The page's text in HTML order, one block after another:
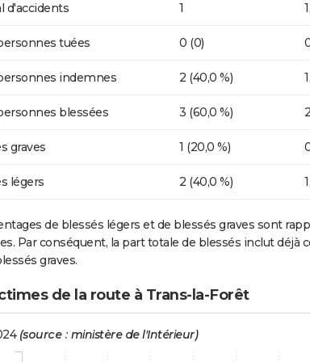
d'accidents 1
tuées 0 (0)
indemnes 2 (40,0 %)
blessées 3 (60,0 %)
graves 1 (20,0 %)
légers 2 (40,0 %)
de blessés légers et de blessés graves sont
Par conséquent, la part totale de blessés inclut déjà
graves.
de la route à Trans-la-Forêt
(source : ministère de l'Intérieur)